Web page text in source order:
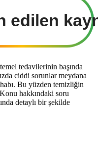
edilen
tedavilerinin başında
ciddi sorunlar meydana
Bu yüzden temizliğin
hakkındaki soru
detaylı bir şekilde